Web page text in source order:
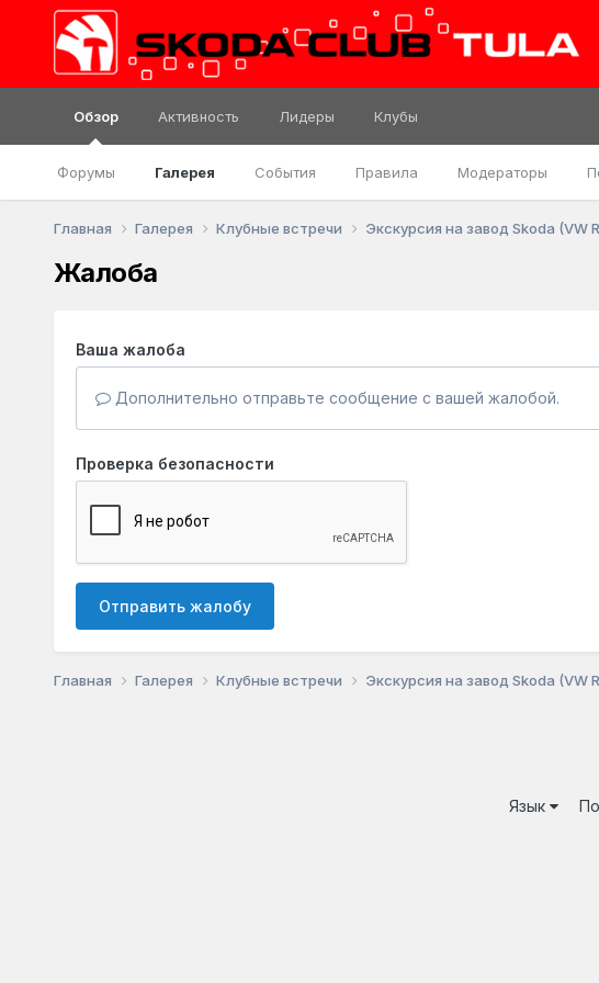
Обзор
Форумы Галерея События Правила Модераторы
Активность Лидеры Клубы
Главная Галерея Клубные встречи Экскурсия на завод Skoda (VW
Жалоба
Ваша жалоба
Дополнительно отправьте сообщение с вашей жалобой.
Проверка безопасности
Отправить жалобу
Главная Галерея Клубные встречи Экскурсия на завод Skoda (VW
Язык